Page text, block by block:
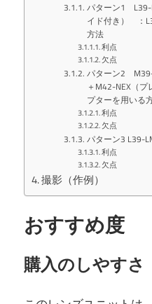
パターン1 L39-
イド付き） ：
方法
利点
欠点
パターン2
＋M42-NEX（
プターを用いる
利点
欠点
パターン3 L39-
利点
欠点
撮影（作例）
おすすめ度
購入のしやす